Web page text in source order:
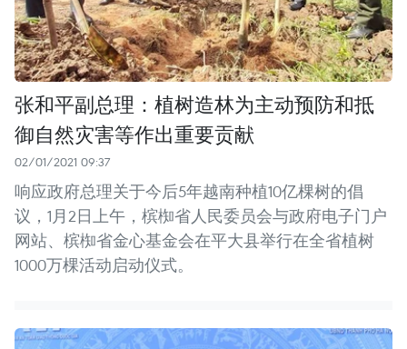
张和平副总理：植树造林为主动预防和抵
御自然灾害等作出重要贡献
02/01/2021 09:37
响应政府总理关于今后5年越南种植10亿棵树的倡
议，1月2日上午，槟椥省人民委员会与政府电子门户
网站、槟椥省金心基金会在平大县举行在全省植树
1000万棵活动启动仪式。